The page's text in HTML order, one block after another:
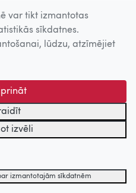
var tikt izmantotas
sīkdatnes.
lūdzu, atzīmējiet
izvēli
izmantotajām sīkdatnēm